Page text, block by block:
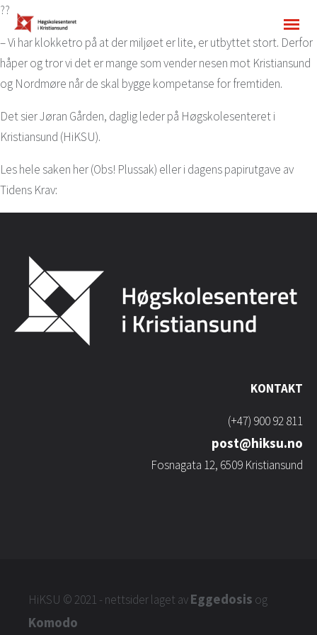
??
– Vi har klokketro på at der miljøet er lite, er utbyttet stort. Derfor
håper og tror vi det er mange som vender nesen mot Kristiansund
og Nordmøre når de skal bygge kompetanse for fremtiden.
Det sier Jøran Gården, daglig leder på Høgskolesenteret i
Kristiansund (HiKSU).
Les hele saken her (Obs! Plussak) eller i dagens papirutgave av
Tidens Krav:
KONTAKT
(+47) 900 92 811
post@hiksu.no
Fosnagata 12, 6509 Kristiansund
HiKSU © 2021 - nettsider laget avEggedosis og
Komodo